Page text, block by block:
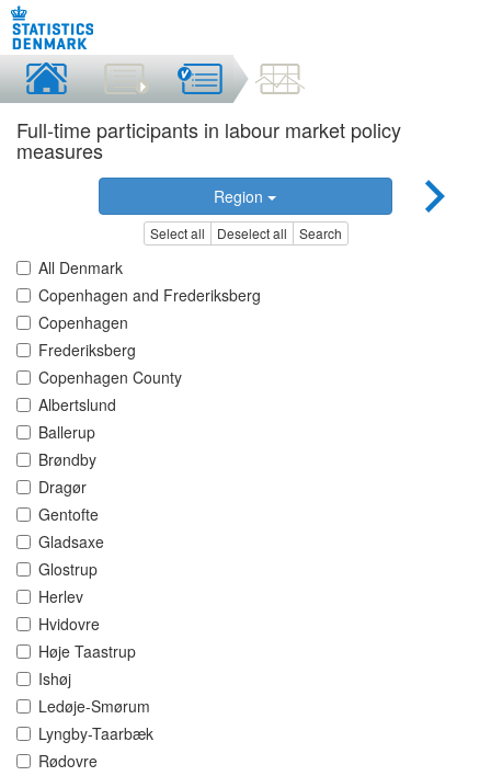
Full-time participants in labour market policy
measures
Region
Select all Deselect all Search
All Denmark
Copenhagen and Frederiksberg
Copenhagen
Frederiksberg
Copenhagen County
Albertslund
Ballerup
Brøndby
Dragør
Gentofte
Gladsaxe
Glostrup
Herlev
Hvidovre
Høje Taastrup
Ishøj
Ledøje-Smørum
Lyngby-Taarbæk
Rødovre